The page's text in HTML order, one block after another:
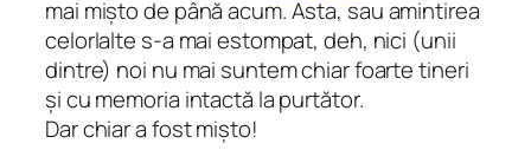
mai mișto de până acum. Asta, sau amintirea
celorlalte s-a mai estompat, deh, nici (unii
dintre) noi nu mai suntem chiar foarte tineri
și cu memoria intactă la purtător.
Dar chiar a fost mișto!